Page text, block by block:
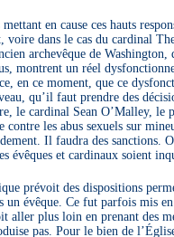
en cause ces hauts
voire dans le cas du cardinal
archevêque de Washington,
montrent un réel
en ce moment, que ce
qu’il faut prendre des
le cardinal Sean O’Malley, le
contre les abus sexuels sur
Il faudra des sanctions.
évêques et cardinaux soient
prévoit des dispositions
un évêque. Ce fut parfois mis
aller plus loin en prenant des
pas. Pour le bien de